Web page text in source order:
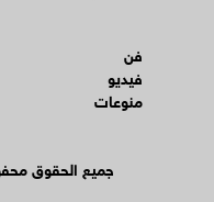
فن
فيديو
منوعات
© جميع الحقوق